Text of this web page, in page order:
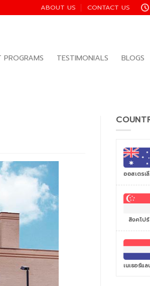
ABOUT US CONTACT US
PROGRAMS TESTIMONIALS BLOGS
ออสเตรเ
สิงคโปร์
เนเธอร์แ